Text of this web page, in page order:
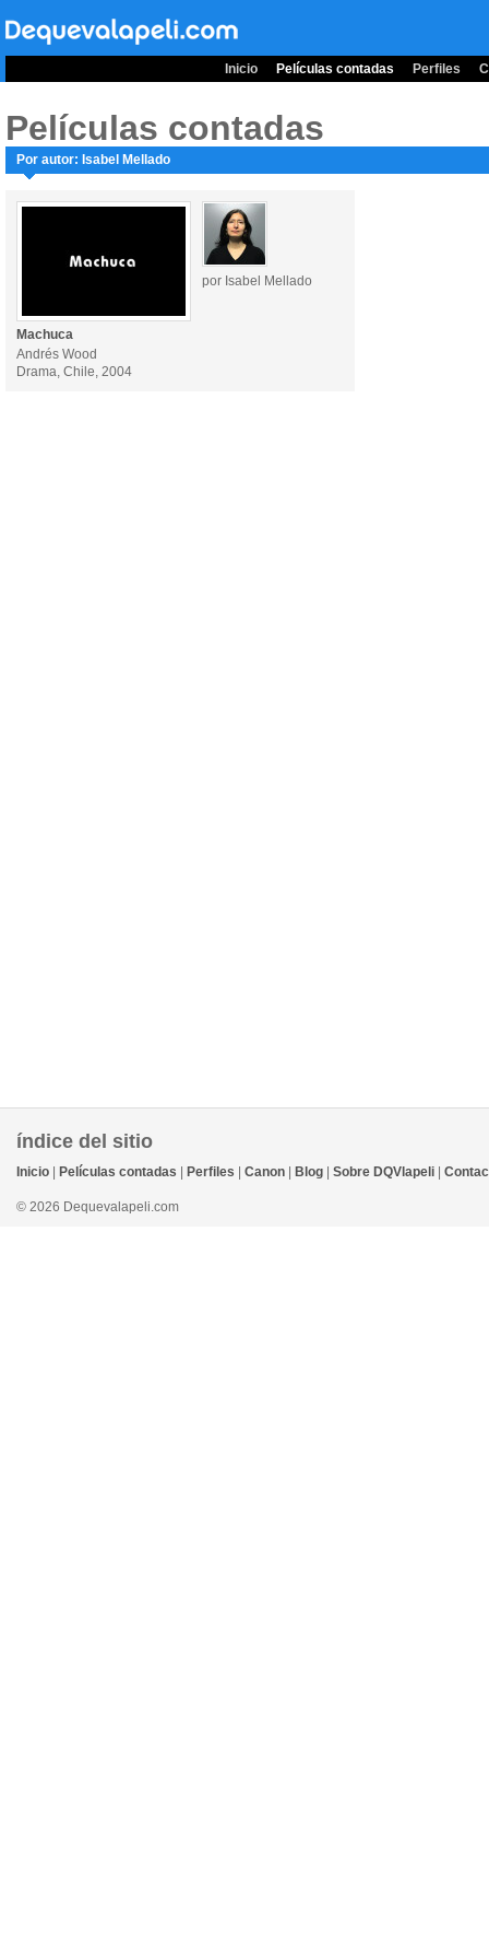
Inicio Películas contadas Perfiles
Películas contadas
Por autor: Isabel Mellado
por Isabel Mellado
Machuca
Andrés Wood
Drama, Chile, 2004
índice del sitio
Inicio Películas contadas Perfiles Canon Blog Sobre DQVlapeli
© 2026 Dequevalapeli.com